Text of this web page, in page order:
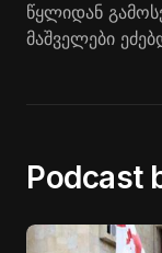
წყლიდან
მაშველები
Podcast